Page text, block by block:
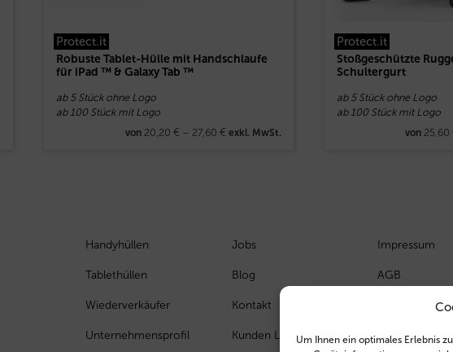
Um Ihnen ein optimales Erlebnis
Protect.it
Robuste Tablet-Hülle mit Handschlaufe
für iPad ™ & Galaxy Tab ™
ab 5 Stück ohne Logo
ab 100 Stück mit Logo
von 20,20 € – 27,60 € exkl. MwSt.
Protect.it
Stoßgeschützte
Schultergurt
ab 5 Stück ohne Logo
ab 100 Stück mit Logo
von 25,60
Handyhüllen
Tablethüllen
Wiederverkäufer
Unternehmensprofil
Jobs
Blog
Kontakt
Kunden Login
Impressum
AGB